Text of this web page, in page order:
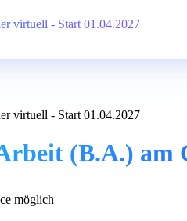
virtuell - Start 01.04.2027
virtuell - Start 01.04.2027
(B.A.)
möglich